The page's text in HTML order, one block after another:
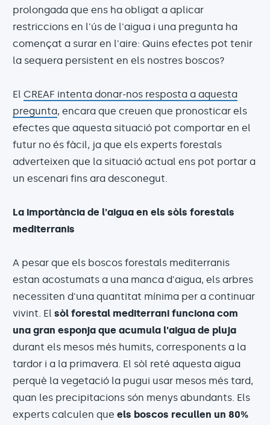
prolongada que ens ha obligat a aplicar
restriccions en l'ús de l'aigua i una pregunta ha
començat a surar en l'aire: Quins efectes pot tenir
la sequera persistent en els nostres boscos?
El CREAF intenta donar-nos resposta a aquesta
pregunta, encara que creuen que pronosticar els
efectes que aquesta situació pot comportar en el
futur no és fàcil, ja que els experts forestals
adverteixen que la situació actual ens pot portar a
un escenari fins ara desconegut.
La importància de l'aigua en els sòls forestals
mediterranis
A pesar que els boscos forestals mediterranis
estan acostumats a una manca d'aigua, els arbres
necessiten d'una quantitat mínima per a continuar
vivint. El sòl forestal mediterrani funciona com
una gran esponja que acumula l'aigua de pluja
durant els mesos més humits, corresponents a la
tardor i a la primavera. El sòl reté aquesta aigua
perquè la vegetació la pugui usar mesos més tard,
quan les precipitacions són menys abundants. Els
experts calculen que els boscos recullen un 80%